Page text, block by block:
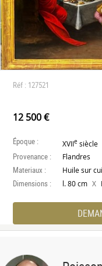
Réf : 127521
12 500 €
Époque : XVIIe siècle
Provenance : Flandres
Materiaux : Huile sur
Dimensions : l. 80 cm X